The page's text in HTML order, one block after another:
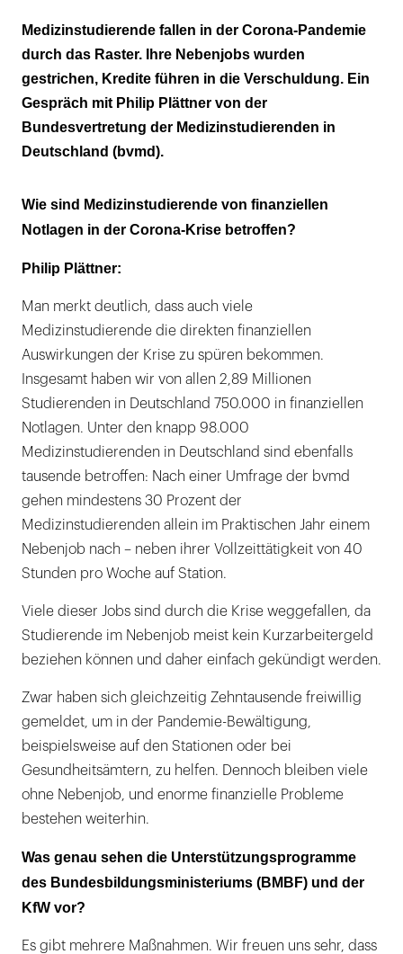
Medizinstudierende fallen in der Corona-Pandemie
durch das Raster. Ihre Nebenjobs wurden
gestrichen, Kredite führen in die Verschuldung. Ein
Gespräch mit Philip Plättner von der
Bundesvertretung der Medizinstudierenden in
Deutschland (bvmd).
Wie sind Medizinstudierende von finanziellen
Notlagen in der Corona-Krise betroffen?
Philip Plättner:
Man merkt deutlich, dass auch viele
Medizinstudierende die direkten finanziellen
Auswirkungen der Krise zu spüren bekommen.
Insgesamt haben wir von allen 2,89 Millionen
Studierenden in Deutschland 750.000 in finanziellen
Notlagen. Unter den knapp 98.000
Medizinstudierenden in Deutschland sind ebenfalls
tausende betroffen: Nach einer Umfrage der bvmd
gehen mindestens 30 Prozent der
Medizinstudierenden allein im Praktischen Jahr einem
Nebenjob nach – neben ihrer Vollzeittätigkeit von 40
Stunden pro Woche auf Station.
Viele dieser Jobs sind durch die Krise weggefallen, da
Studierende im Nebenjob meist kein Kurzarbeitergeld
beziehen können und daher einfach gekündigt werden.
Zwar haben sich gleichzeitig Zehntausende freiwillig
gemeldet, um in der Pandemie-Bewältigung,
beispielsweise auf den Stationen oder bei
Gesundheitsämtern, zu helfen. Dennoch bleiben viele
ohne Nebenjob, und enorme finanzielle Probleme
bestehen weiterhin.
Was genau sehen die Unterstützungsprogramme
des Bundesbildungsministeriums (BMBF) und der
KfW vor?
Es gibt mehrere Maßnahmen. Wir freuen uns sehr, dass